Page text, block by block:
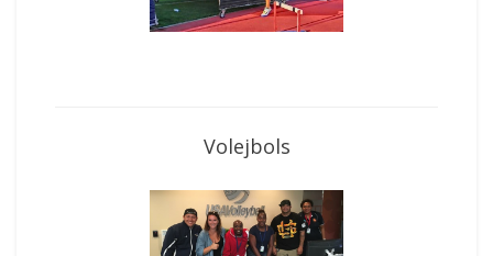
Volejbols